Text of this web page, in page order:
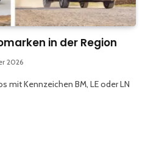
in der Region
2026
mit Kennzeichen BM, LE oder LN